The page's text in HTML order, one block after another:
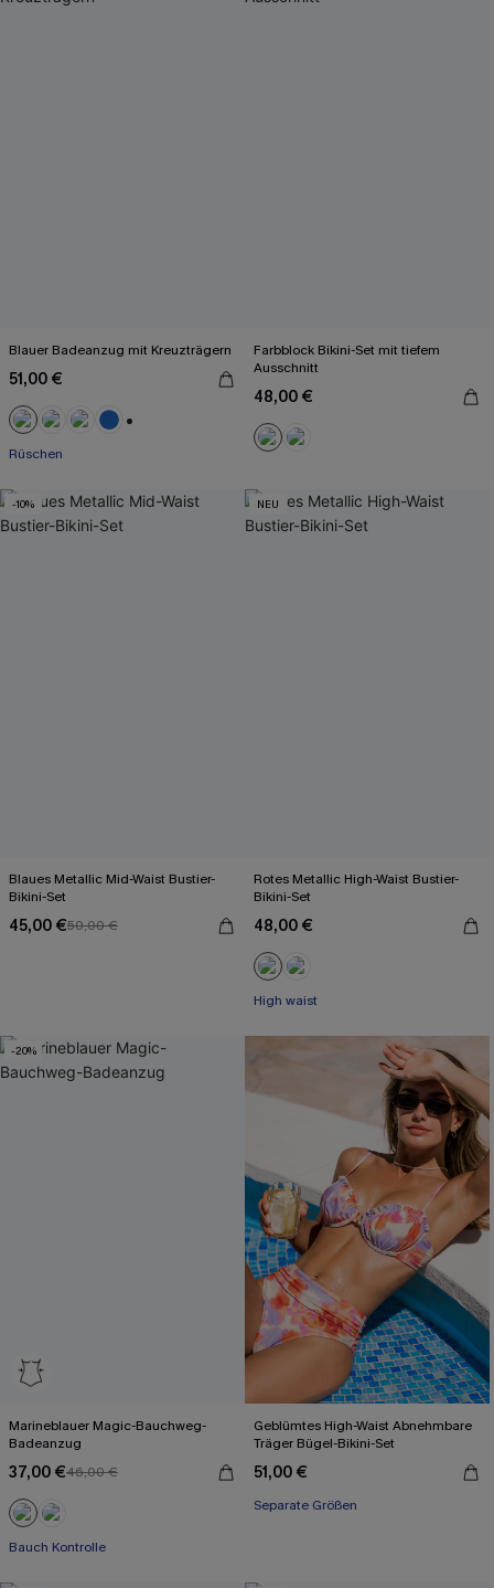
Blauer Badeanzug mit Kreuzträgern
51,00 €
Rüschen
Farbblock Bikini-Set mit tiefem
Ausschnitt
48,00 €
-10%
Blaues Metallic Mid-Waist Bustier-
Bikini-Set
45,00 €50,00 €
NEU
Rotes Metallic High-Waist Bustier-
Bikini-Set
48,00 €
High waist
-20%
Marineblauer Magic-Bauchweg-
Badeanzug
37,00 €46,00 €
Bauch Kontrolle
Geblümtes High-Waist Abnehmbare
Träger Bügel-Bikini-Set
51,00 €
Separate Größen